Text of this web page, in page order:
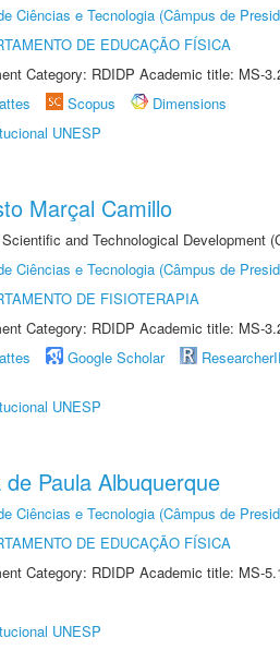
Ciências e Tecnologia (Câmpus de
DE EDUCAÇÃO FÍSICA
Category: RDIDP Academic title: MS-
Scopus
Dimensions
UNESP
Marçal Camillo
and Technological Development
Ciências e Tecnologia (Câmpus de
DE FISIOTERAPIA
Category: RDIDP Academic title: MS-
Google Scholar
UNESP
Paula Albuquerque
Ciências e Tecnologia (Câmpus de
DE EDUCAÇÃO FÍSICA
Category: RDIDP Academic title: MS-
UNESP